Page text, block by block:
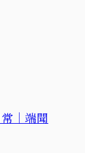
｜端聞